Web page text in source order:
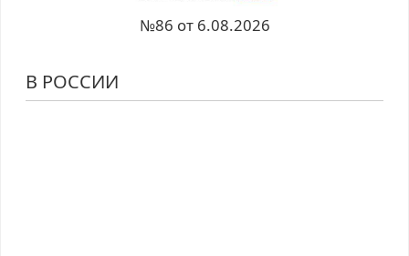
№86 от 6.08.2026
В РОССИИ